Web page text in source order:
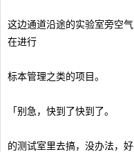
这边通道沿途的实验室旁空
在进行
标本管理之类的项目。
「别急，快到了快到了。
的测试室里去搞，没办法，好